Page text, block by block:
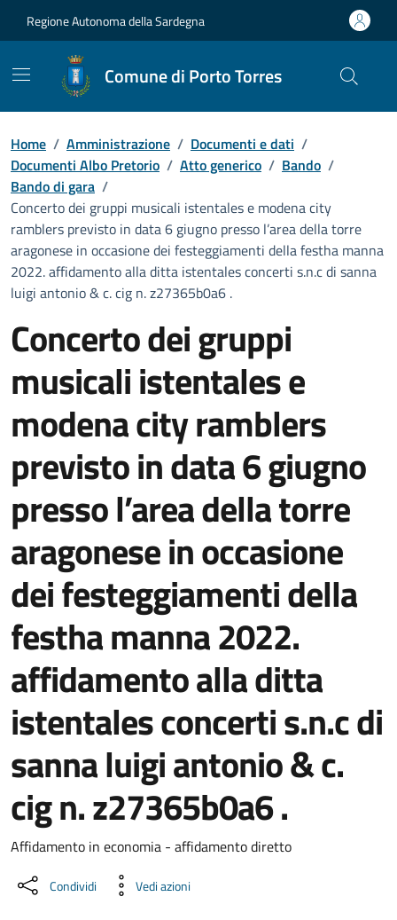
Regione Autonoma della Sardegna
Comune di Porto Torres
Home / Amministrazione / Documenti e dati /
Documenti Albo Pretorio / Atto generico / Bando /
Bando di gara /
Concerto dei gruppi musicali istentales e modena city
ramblers previsto in data 6 giugno presso l’area della torre
aragonese in occasione dei festeggiamenti della festha manna
2022. affidamento alla ditta istentales concerti s.n.c di sanna
luigi antonio & c. cig n. z27365b0a6 .
Concerto dei gruppi
musicali istentales e
modena city ramblers
previsto in data 6 giugno
presso l’area della torre
aragonese in occasione
dei festeggiamenti della
festha manna 2022.
affidamento alla ditta
istentales concerti s.n.c di
sanna luigi antonio & c.
cig n. z27365b0a6 .
Dettaglio del documento
Affidamento in economia - affidamento diretto
Condividi Vedi azioni